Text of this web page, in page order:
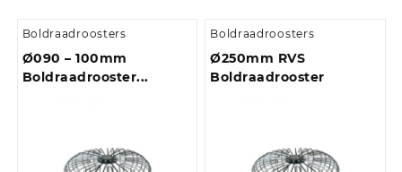
Boldraadroosters
Ø090 – 100mm
Boldraadrooster...
Boldraadroosters
Ø250mm RVS
Boldraadrooster